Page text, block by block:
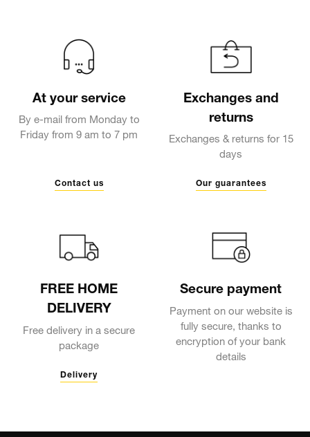
At your service
By e-mail from Monday to
Friday from 9 am to 7 pm
Contact us
Exchanges and
returns
Exchanges & returns for 15
days
Our guarantees
FREE HOME
DELIVERY
Free delivery in a secure
package
Delivery
Secure payment
Payment on our website is
fully secure, thanks to
encryption of your bank
details